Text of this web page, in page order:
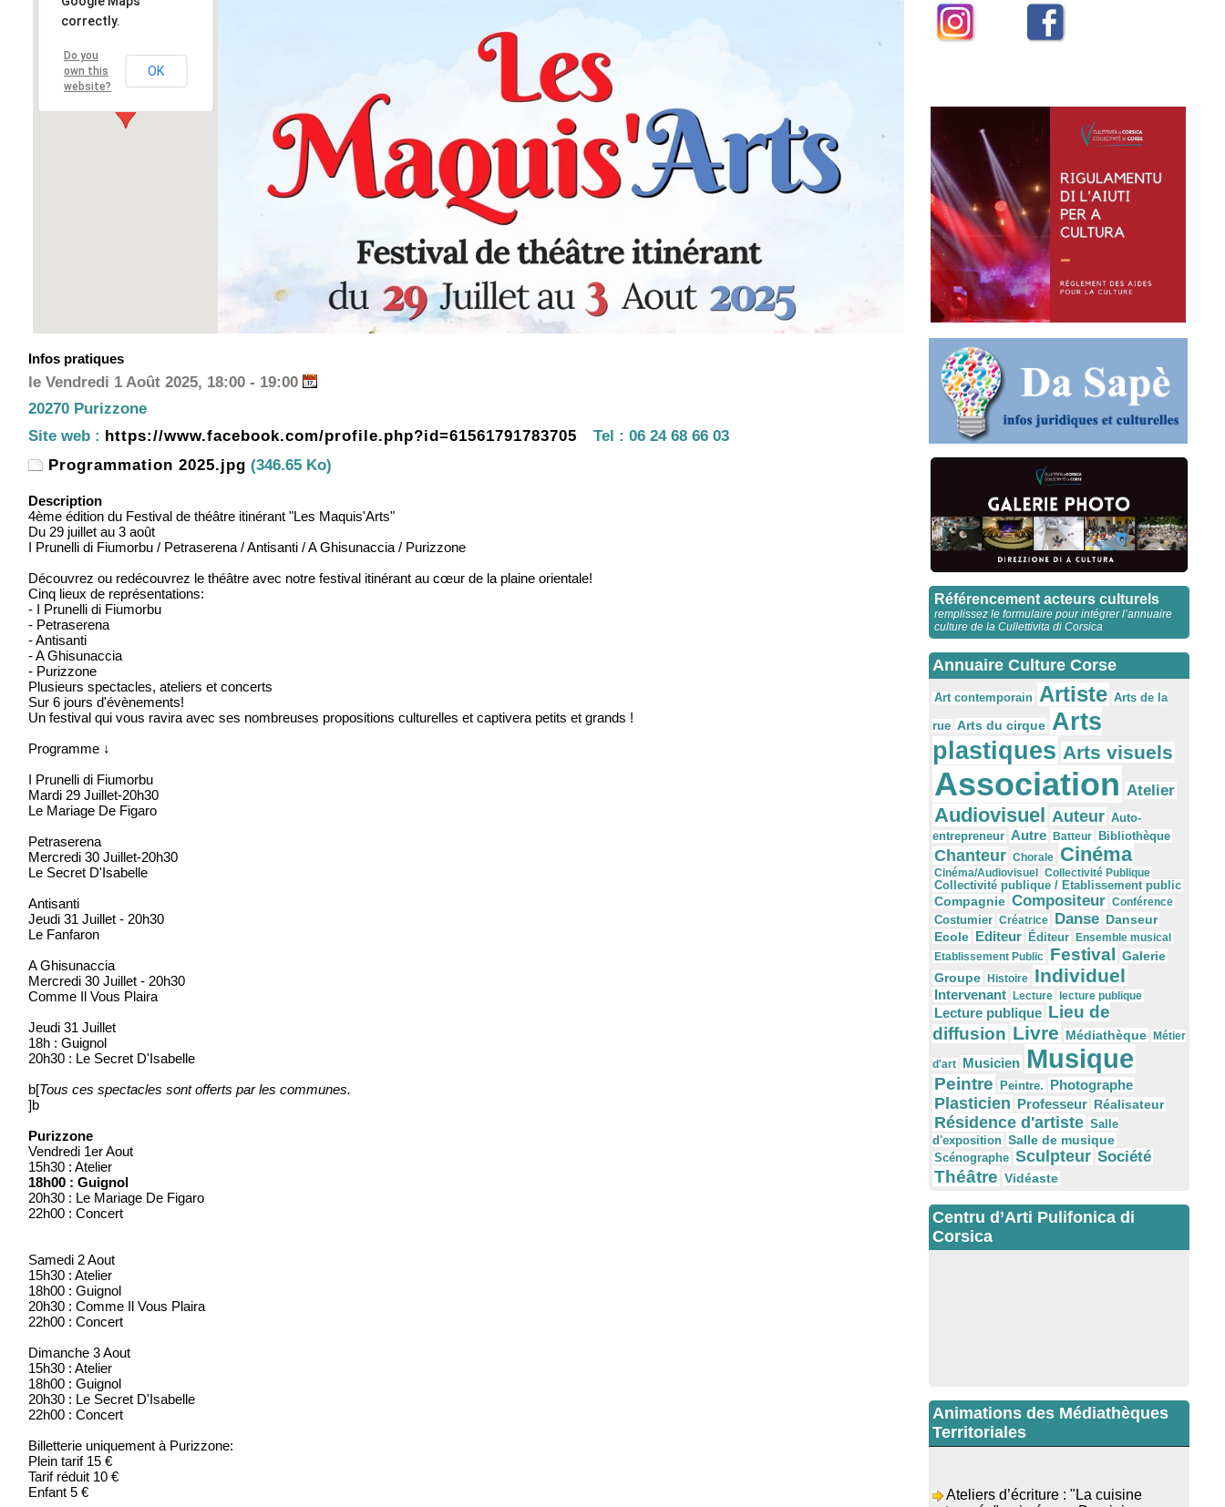
correctly.
Do you
own this
website?
OK
Infos pratiques
le Vendredi 1 Août 2025, 18:00 - 19:00
20270 Purizzone
Site web : https://www.facebook.com/profile.php?id=61561791783705 Tel : 06 24 68 66 03
Programmation 2025.jpg (346.65 Ko)
Description
4ème édition du Festival de théâtre itinérant "Les Maquis'Arts"
Du 29 juillet au 3 août
I Prunelli di Fiumorbu / Petraserena / Antisanti / A Ghisunaccia / Purizzone
Découvrez ou redécouvrez le théâtre avec notre festival itinérant au cœur de la plaine orientale!
Cinq lieux de représentations:
- I Prunelli di Fiumorbu
- Petraserena
- Antisanti
- A Ghisunaccia
- Purizzone
Plusieurs spectacles, ateliers et concerts
Sur 6 jours d'évènements!
Un festival qui vous ravira avec ses nombreuses propositions culturelles et captivera petits et grands !
Programme ↓
I Prunelli di Fiumorbu
Mardi 29 Juillet-20h30
Le Mariage De Figaro
Petraserena
Mercredi 30 Juillet-20h30
Le Secret D'Isabelle
Antisanti
Jeudi 31 Juillet - 20h30
Le Fanfaron
A Ghisunaccia
Mercredi 30 Juillet - 20h30
Comme Il Vous Plaira
Jeudi 31 Juillet
18h : Guignol
20h30 : Le Secret D'Isabelle
b[Tous ces spectacles sont offerts par les communes.
]b
Purizzone
Vendredi 1er Aout
15h30 : Atelier
18h00 : Guignol
20h30 : Le Mariage De Figaro
22h00 : Concert
Samedi 2 Aout
15h30 : Atelier
18h00 : Guignol
20h30 : Comme Il Vous Plaira
22h00 : Concert
Dimanche 3 Aout
15h30 : Atelier
18h00 : Guignol
20h30 : Le Secret D'Isabelle
22h00 : Concert
Billetterie uniquement à Purizzone:
Plein tarif 15 €
Tarif réduit 10 €
Enfant 5 €
Référencement acteurs culturels
remplissez le formulaire pour intégrer l’annuaire
culture de la Cullettivita di Corsica
Annuaire Culture Corse
Art contemporain Artiste Arts de la
rue Arts du cirque Arts
plastiques Arts visuels
Association Atelier
Audiovisuel Auteur Auto-
entrepreneur Autre Batteur Bibliothèque
Chanteur Chorale Cinéma
Cinéma/Audiovisuel
Collectivité Publique
Collectivité publique / Etablissement public
Compagnie Compositeur Conférence
Costumier Créatrice Danse Danseur
Ecole Editeur Éditeur
Ensemble musical
Etablissement Public Festival Galerie
Groupe
Histoire Individuel
Intervenant Lecture lecture publique
Lecture publique Lieu de
diffusion Livre Médiathèque Métier
d'art Musicien Musique
Peintre Peintre. Photographe
Plasticien Professeur Réalisateur
Résidence d'artiste Salle
d'exposition Salle de musique
Scénographe Sculpteur Société
Théâtre Vidéaste
Centru d’Arti Pulifonica di
Corsica
Animations des Médiathèques
Territoriales
retrouvée" animés par Dominique